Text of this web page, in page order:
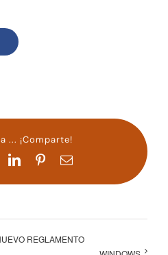
... ¡Comparte!
LinkedInPinterestCorreo
REGLAMENTO